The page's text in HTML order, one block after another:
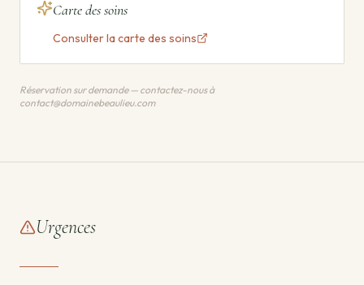
Carte des soins
Consulter la carte des soins
Réservation sur demande — contactez-nous à
contact@domainebeaulieu.com
Urgences